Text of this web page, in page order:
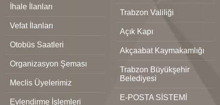
İhale İlanları
Vefat İlanları
Otobüs Saatleri
Organizasyon Şeması
Meclis Üyelerimiz
Evlendirme İşlemleri
Trabzon Valiliği
Açık Kapı
Akçaabat Kaymakamlığı
Trabzon Büyükşehir
Belediyesi
E-POSTA SİSTEMİ